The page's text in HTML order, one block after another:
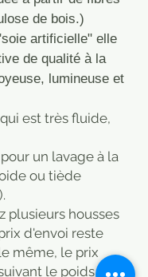
de bois.)
artificielle" elle
de qualité à la
lumineuse et
est très fluide,
un lavage à la
ou tiède
plusieurs housses
d'envoi reste
même, le prix
le poids total